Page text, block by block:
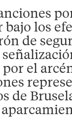
los
de
el
de